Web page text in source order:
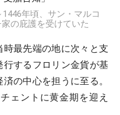
年頃、サン・マルコ
の庇護を受けていた
最先端の地に次々と支
するフロリン金貨が基
の中心を担うに至る。
ェントに黄金期を迎え